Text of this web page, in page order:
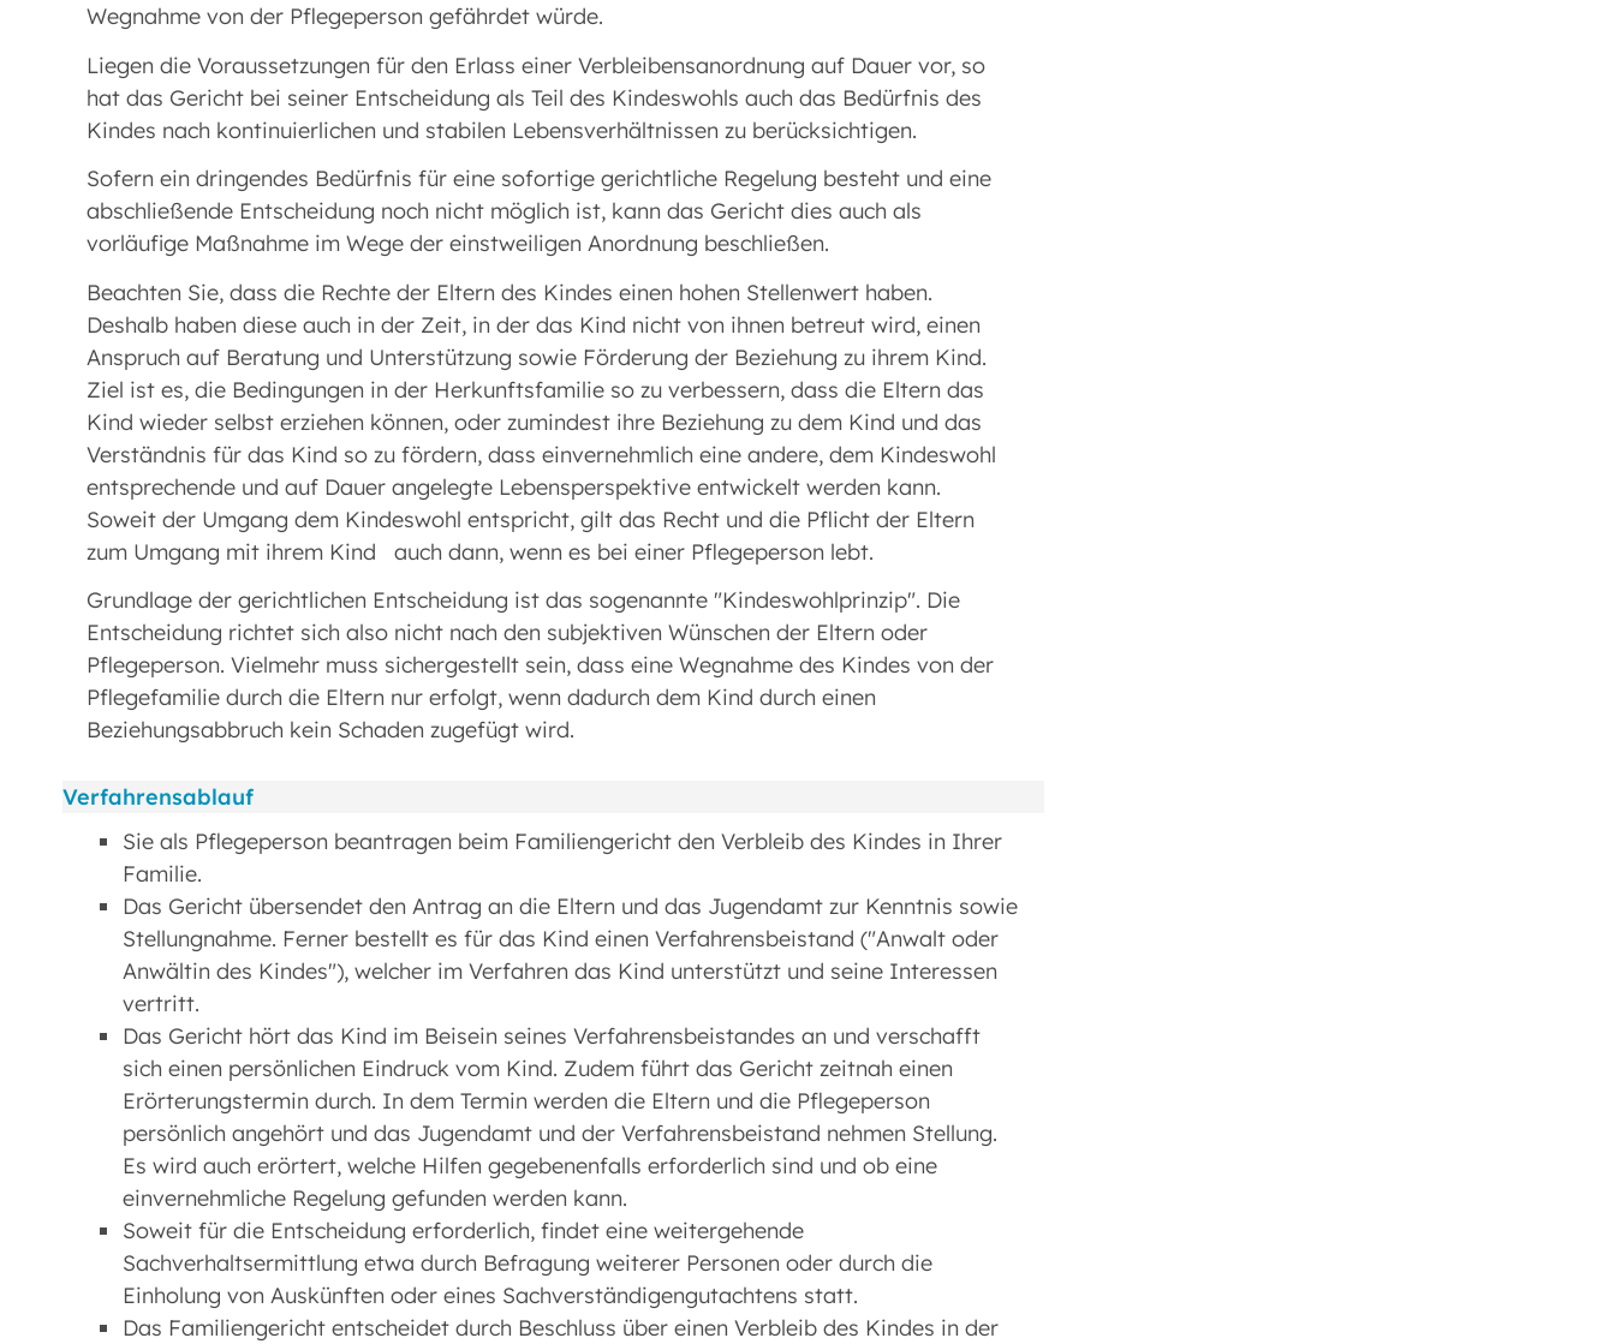
Wegnahme von der Pflegeperson gefährdet würde.
Liegen die Voraussetzungen für den Erlass einer Verbleibensanordnung auf Dauer vor, so
hat das Gericht bei seiner Entscheidung als Teil des Kindeswohls auch das Bedürfnis des
Kindes nach kontinuierlichen und stabilen Lebensverhältnissen zu berücksichtigen.
Sofern ein dringendes Bedürfnis für eine sofortige gerichtliche Regelung besteht und eine
abschließende Entscheidung noch nicht möglich ist, kann das Gericht dies auch als
vorläufige Maßnahme im Wege der einstweiligen Anordnung beschließen.
Beachten Sie, dass die Rechte der Eltern des Kindes einen hohen Stellenwert haben.
Deshalb haben diese auch in der Zeit, in der das Kind nicht von ihnen betreut wird, einen
Anspruch auf Beratung und Unterstützung sowie Förderung der Beziehung zu ihrem Kind.
Ziel ist es, die Bedingungen in der Herkunftsfamilie so zu verbessern, dass die Eltern das
Kind wieder selbst erziehen können, oder zumindest ihre Beziehung zu dem Kind und das
Verständnis für das Kind so zu fördern, dass einvernehmlich eine andere, dem Kindeswohl
entsprechende und auf Dauer angelegte Lebensperspektive entwickelt werden kann.
Soweit der Umgang dem Kindeswohl entspricht, gilt das Recht und die Pflicht der Eltern
zum Umgang mit ihrem Kind auch dann, wenn es bei einer Pflegeperson lebt.
Grundlage der gerichtlichen Entscheidung ist das sogenannte "Kindeswohlprinzip". Die
Entscheidung richtet sich also nicht nach den subjektiven Wünschen der Eltern oder
Pflegeperson. Vielmehr muss sichergestellt sein, dass eine Wegnahme des Kindes von der
Pflegefamilie durch die Eltern nur erfolgt, wenn dadurch dem Kind durch einen
Beziehungsabbruch kein Schaden zugefügt wird.
Verfahrensablauf
Sie als Pflegeperson beantragen beim Familiengericht den Verbleib des Kindes in Ihrer
Familie.
Das Gericht übersendet den Antrag an die Eltern und das Jugendamt zur Kenntnis sowie
Stellungnahme. Ferner bestellt es für das Kind einen Verfahrensbeistand ("Anwalt oder
Anwältin des Kindes"), welcher im Verfahren das Kind unterstützt und seine Interessen
vertritt.
Das Gericht hört das Kind im Beisein seines Verfahrensbeistandes an und verschafft
sich einen persönlichen Eindruck vom Kind. Zudem führt das Gericht zeitnah einen
Erörterungstermin durch. In dem Termin werden die Eltern und die Pflegeperson
persönlich angehört und das Jugendamt und der Verfahrensbeistand nehmen Stellung.
Es wird auch erörtert, welche Hilfen gegebenenfalls erforderlich sind und ob eine
einvernehmliche Regelung gefunden werden kann.
Soweit für die Entscheidung erforderlich, findet eine weitergehende
Sachverhaltsermittlung etwa durch Befragung weiterer Personen oder durch die
Einholung von Auskünften oder eines Sachverständigengutachtens statt.
Das Familiengericht entscheidet durch Beschluss über einen Verbleib des Kindes in der